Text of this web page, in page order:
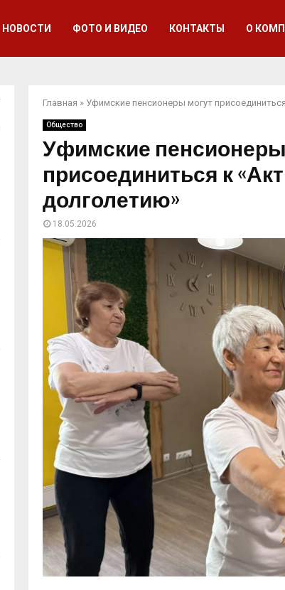
НОВОСТИ ФОТО И ВИДЕО КОНТАКТЫ О
Главная » Уфимские пенсионеры могут
Общество
Уфимские
присоединиться к
долголетию»
18.05.2026